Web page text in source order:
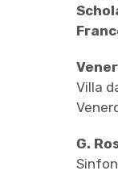
Villa
G.